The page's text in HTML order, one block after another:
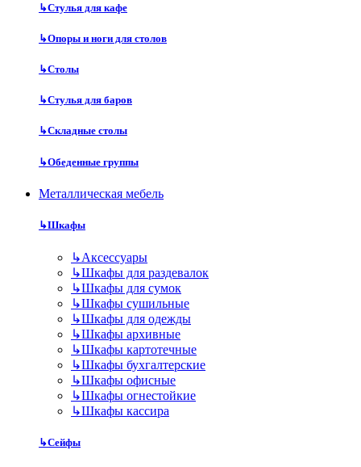
↳Стулья для кафе
↳Опоры и ноги для столов
↳Столы
↳Стулья для баров
↳Складные столы
↳Обеденные группы
Металлическая мебель
↳Шкафы
↳Аксессуары
↳Шкафы для раздевалок
↳Шкафы для сумок
↳Шкафы сушильные
↳Шкафы для одежды
↳Шкафы архивные
↳Шкафы картотечные
↳Шкафы бухгалтерские
↳Шкафы офисные
↳Шкафы огнестойкие
↳Шкафы кассира
↳Сейфы